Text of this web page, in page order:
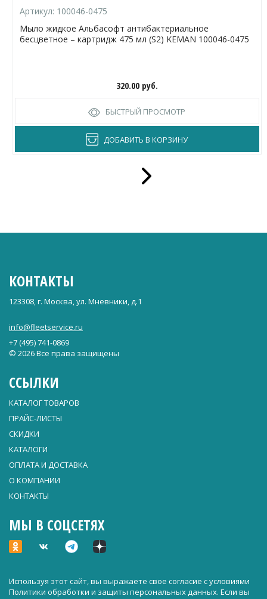
Артикул: 100046-0475
Мыло жидкое Альбасофт антибактериальное
бесцветное – картридж 475 мл (S2) KEMAN 100046-0475
320.00 руб.
БЫСТРЫЙ ПРОСМОТР
ДОБАВИТЬ В КОРЗИНУ
КОНТАКТЫ
123308, г. Москва, ул. Мневники, д.1
info@fleetservice.ru
+7 (495) 741-0869
© 2026 Все права защищены
ССЫЛКИ
КАТАЛОГ ТОВАРОВ
ПРАЙС-ЛИСТЫ
СКИДКИ
КАТАЛОГИ
ОПЛАТА И ДОСТАВКА
О КОМПАНИИ
КОНТАКТЫ
МЫ В СОЦСЕТЯХ
Используя этот сайт, вы выражаете свое согласие с условиями
Политики обработки и защиты персональных данных. Если вы